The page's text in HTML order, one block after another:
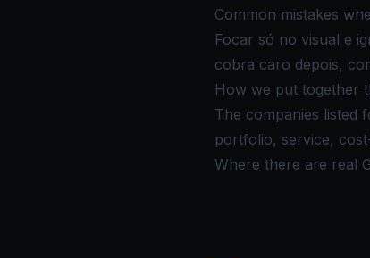
Common mistakes
Focar só no visual e
cobra caro depois,
How we put together
The companies listed
portfolio, service,
Where there are real